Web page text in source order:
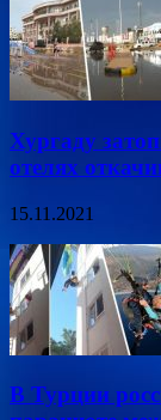
Хургаду
отелях
15.11.2021
В Турции